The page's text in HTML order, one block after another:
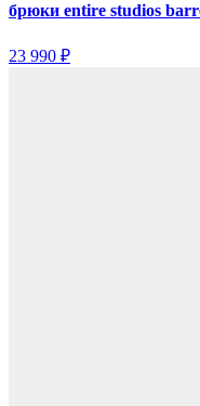
брюки entire studios
23 990 ₽